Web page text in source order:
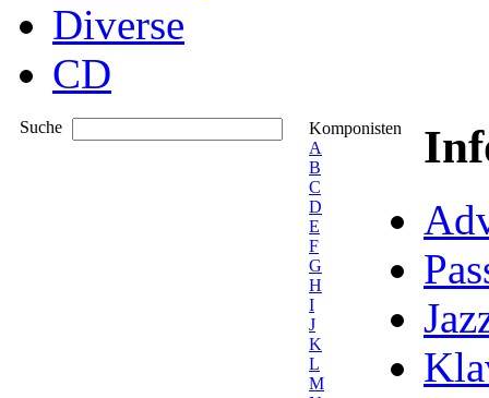
Diverse
CD
Suche
Komponisten
A
B
C
D
E
F
G
H
I
J
K
L
M